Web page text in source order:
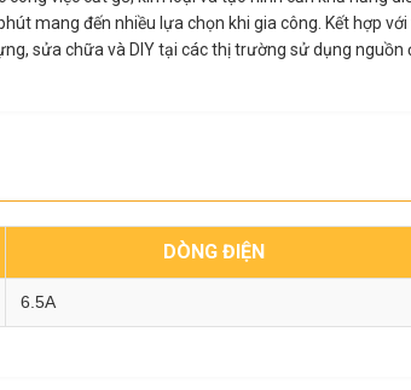
mang đến nhiều lựa chọn khi gia công. Kết hợp
sửa chữa và DIY tại các thị trường sử dụng nguồn
DÒNG ĐIỆN
6.5A